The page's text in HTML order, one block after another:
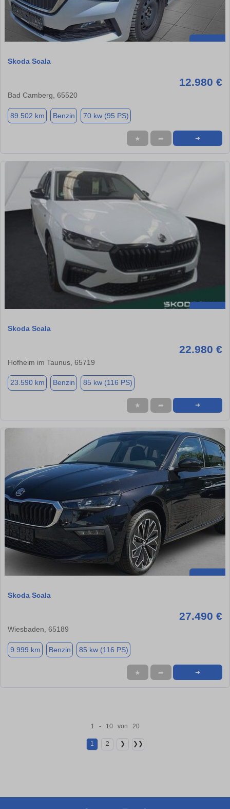
Skoda Scala
12.980 €
Bad Camberg, 65520
89.502 km Benzin 70 kw (95 PS)
★ ➦ ➜
Skoda Scala
22.980 €
Hofheim im Taunus, 65719
23.590 km Benzin 85 kw (116 PS)
★ ➦ ➜
Skoda Scala
27.490 €
Wiesbaden, 65189
9.999 km Benzin 85 kw (116 PS)
★ ➦ ➜
1 - 10 von 20
1 2 ❯ ❯❯